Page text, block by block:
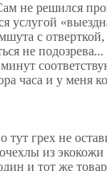
не решился
услугой
с
не подозрева...
часа и у меня
тут грех не
из
и тот же